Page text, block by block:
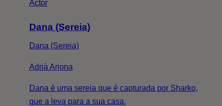
Actor
Dana (Sereia)
Dana (Sereia)
Adrià Arjona
Dana é uma sereia que é capturada por Sharko,
que a leva para a sua casa.